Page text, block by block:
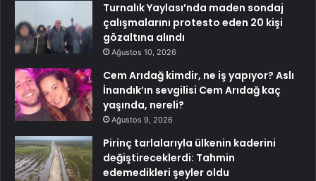
Turnalık Yaylası’nda maden sondaj
çalışmalarını protesto eden 20 kişi
gözaltına alındı
Ağustos 10, 2026
Cem Arıdağ kimdir, ne iş yapıyor? Aslı
İnandık’ın sevgilisi Cem Arıdağ kaç
yaşında, nereli?
Ağustos 9, 2026
Pirinç tarlalarıyla ülkenin kaderini
değiştireceklerdi: Tahmin
edemedikleri şeyler oldu